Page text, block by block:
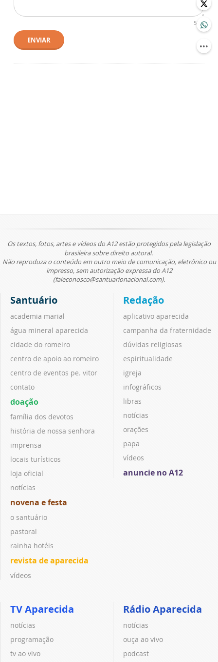
500
ENVIAR
Os textos, fotos, artes e vídeos do A12 estão protegidos pela legislação
brasileira sobre direito autoral.
Não reproduza o conteúdo em outro meio de comunicação, eletrônico ou
impresso, sem autorização expressa do A12
(faleconosco@santuarionacional.com).
Santuário
academia marial
água mineral aparecida
cidade do romeiro
centro de apoio ao romeiro
centro de eventos pe. vitor
contato
doação
família dos devotos
história de nossa senhora
imprensa
locais turísticos
loja oficial
notícias
novena e festa
o santuário
pastoral
rainha hotéis
revista de aparecida
vídeos
Redação
aplicativo aparecida
campanha da fraternidade
dúvidas religiosas
espiritualidade
igreja
infográficos
libras
notícias
orações
papa
vídeos
anuncie no A12
TV Aparecida
notícias
programação
tv ao vivo
Rádio Aparecida
notícias
ouça ao vivo
podcast